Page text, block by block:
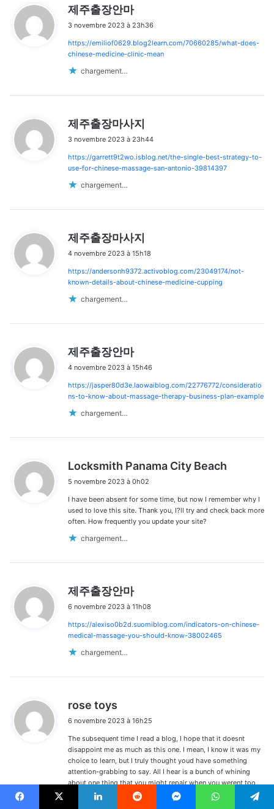
제주출장안마
t
:
3 novembre 2023 à 23h36
https://emiliof0629.blog2learn.com/70660285/what-does-
chinese-medicine-clinic-mean
chargement…
제주출장마사지
t
:
3 novembre 2023 à 23h44
https://garrett9t2wo.isblog.net/the-single-best-strategy-to-
use-for-chinese-massage-san-antonio-39814397
chargement…
제주출장마사지
t
:
4 novembre 2023 à 15h18
https://andersonh9372.activoblog.com/23049174/not-
known-details-about-chinese-medicine-cupping
chargement…
제주출장안마
t
:
4 novembre 2023 à 15h46
https://jasper80d3e.laowaiblog.com/22776772/consideratio
ns-to-know-about-massage-therapy-business-plan-example
chargement…
Locksmith Panama City Beach
:
5 novembre 2023 à 0h02
I have been absent for some time, but now I remember why I
used to love this site. Thank you, I?ll try and check back more
often. How frequently you update your site?
chargement…
제주출장안마
t
:
6 novembre 2023 à 11h08
https://alexiso0b2d.suomiblog.com/indicators-on-chinese-
medical-massage-you-should-know-38002465
chargement…
rose toys
t
:
6 novembre 2023 à 16h25
The subsequent time I read a blog, I hope that it doesnt
disappoint me as much as this one. I mean, I know it was my
choice to learn, but I truly thought youd have something
attention-grabbing to say. All I hear is a bunch of whining
about one thing that you might repair when you werent too
busy searching for attention.